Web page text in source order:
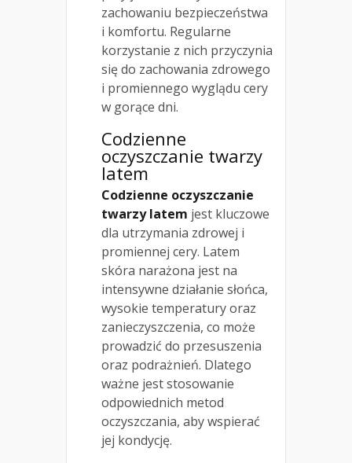
zachowaniu bezpieczeństwa
i komfortu. Regularne
korzystanie z nich przyczynia
się do zachowania zdrowego
i promiennego wyglądu cery
w gorące dni.
Codzienne
oczyszczanie twarzy
latem
Codzienne oczyszczanie
twarzy latem jest kluczowe
dla utrzymania zdrowej i
promiennej cery. Latem
skóra narażona jest na
intensywne działanie słońca,
wysokie temperatury oraz
zanieczyszczenia, co może
prowadzić do przesuszenia
oraz podrażnień. Dlatego
ważne jest stosowanie
odpowiednich metod
oczyszczania, aby wspierać
jej kondycję.